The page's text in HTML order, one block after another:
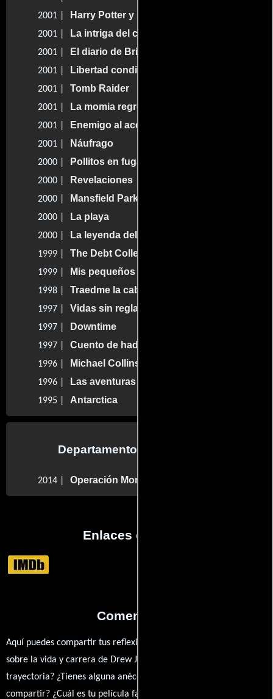
2001 | Harry Potter y la piedra filosofal
2001 | La intriga del collar
2001 | El diario de Bridget Jones
2001 | Libertad condicional
2001 | Tomb Raider
2001 | La momia regresa
2001 | Enemigo al acecho
2001 | Náufrago
2000 | Pollitos en fuga
2000 | Revelaciones
2000 | Mansfield Park
2000 | La playa
2000 | La leyenda del jinete sin cabeza
1999 | The Debt Collector
1999 | Mis pequeños inquilinos
1998 | Traedme la cabeza de Mavis Davis
1997 | Vidas sin reglas
1997 | Downtime
1997 | Cuento de hadas
1996 | Michael Collins, el precio de la libertad
1996 | Las aventuras de Pinocho
1995 | Antarctica
Departamento de animación
2014 | Operación Monumento
Enlaces externos
Comentarios
Aquí puedes compartir tus reflexiones, anécdotas y opiniones
sobre la vida y carrera de Drew Jones. ¿Qué te ha inspirado de su
trayectoria? ¿Tienes alguna anécdota personal que desees
compartir? ¿Cuál es tu película favorita en la que ha participado?